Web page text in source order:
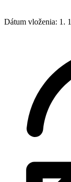
Dátum vloženia: 1.